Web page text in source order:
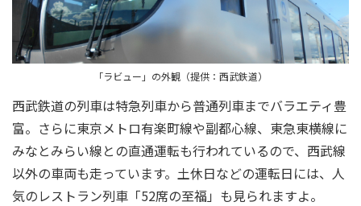
「ラビュー」の外観（提供：西武鉄道）
西武鉄道の列車は特急列車から普通列車までバラエティ豊
富。さらに東京メトロ有楽町線や副都心線、東急東横線に
みなとみらい線との直通運転も行われているので、西武線
以外の車両も走っています。土休日などの運転日には、人
気のレストラン列車「52席の至福」も見られますよ。